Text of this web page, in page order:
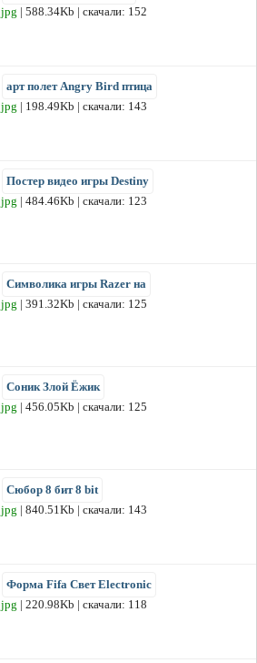
jpg | 588.34Kb | скачали: 152
арт полет Angry Bird птица
jpg | 198.49Kb | скачали: 143
Постер видео игры Destiny
jpg | 484.46Kb | скачали: 123
Символика игры Razer на
jpg | 391.32Kb | скачали: 125
Соник Злой Ёжик
jpg | 456.05Kb | скачали: 125
Сюбор 8 бит 8 bit
jpg | 840.51Kb | скачали: 143
Форма Fifa Свет Electronic
jpg | 220.98Kb | скачали: 118